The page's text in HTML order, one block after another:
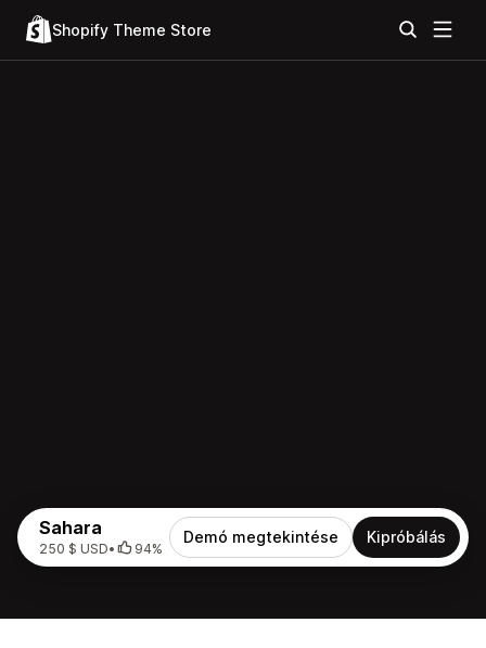
Shopify Theme Store
Sahara
250 $ USD• 94%
Demó megtekintése Kipróbálás